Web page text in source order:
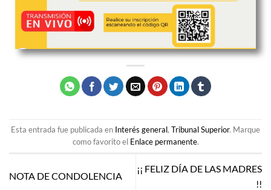
Esta entrada fue publicada en Interés general, Tribunal Superior. Marque
como favorito el Enlace permanente.
NOTA DE CONDOLENCIA
¡¡ FELIZ DÍA DE LAS MADRES
!!